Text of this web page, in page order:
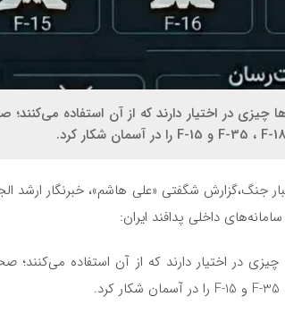
چیزی در اختیار دارند که از آن استفاده
جنگ،گزارش شگفتی «علی هاشم»، خبرنگار ارشد
داخلی پدافند ایران:
چیزی در اختیار دارند که از آن استفاده